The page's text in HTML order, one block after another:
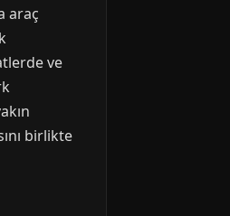
araç
ve
birlikte